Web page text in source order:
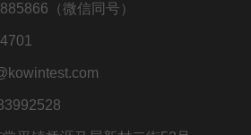
（微信同号）